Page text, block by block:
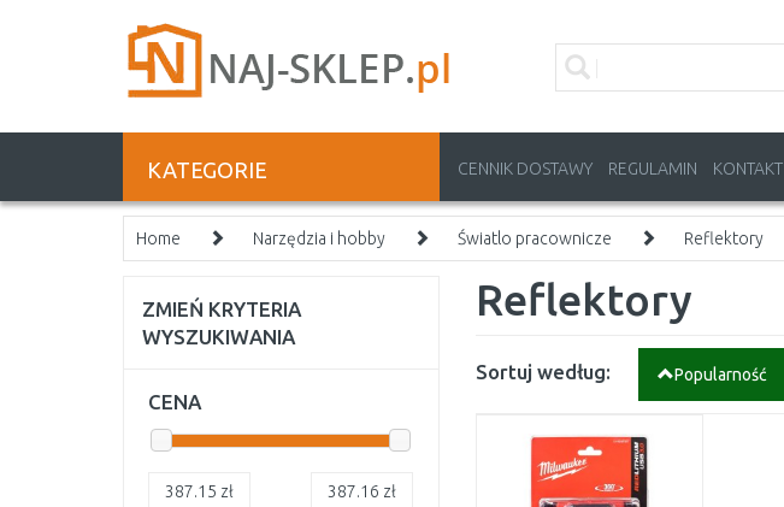
KATEGORIE CENNIK DOSTAWY REGULAMIN KONTAKT
Home Narzędzia i hobby Światlo pracownicze Reflektory
Reflektory
Sortuj według: Popularność
ZMIEŃ KRYTERIA
WYSZUKIWANIA
CENA
387.15 zł 387.16 zł